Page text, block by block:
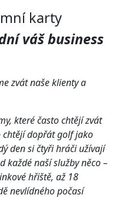
karty
váš business
zvát naše klienty a
které často chtějí zvát
dopřát golf jako
den si čtyři hráči užívají
každé naší služby něco –
hřiště, až 18
nevlídného počasí